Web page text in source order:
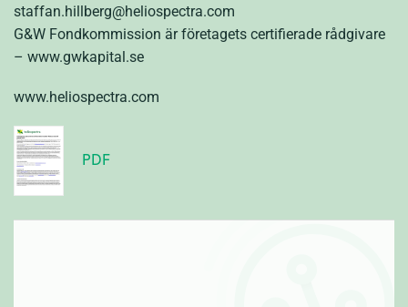
staffan.hillberg@heliospectra.com
G&W Fondkommission är företagets certifierade rådgivare
– www.gwkapital.se
www.heliospectra.com
PDF